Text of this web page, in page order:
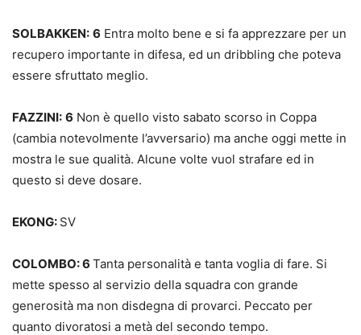
SOLBAKKEN: 6 Entra molto bene e si fa apprezzare per un
recupero importante in difesa, ed un dribbling che poteva
essere sfruttato meglio.
FAZZINI: 6 Non è quello visto sabato scorso in Coppa
(cambia notevolmente l’avversario) ma anche oggi mette in
mostra le sue qualità. Alcune volte vuol strafare ed in
questo si deve dosare.
EKONG: SV
COLOMBO: 6 Tanta personalità e tanta voglia di fare. Si
mette spesso al servizio della squadra con grande
generosità ma non disdegna di provarci. Peccato per
quanto divoratosi a metà del secondo tempo.